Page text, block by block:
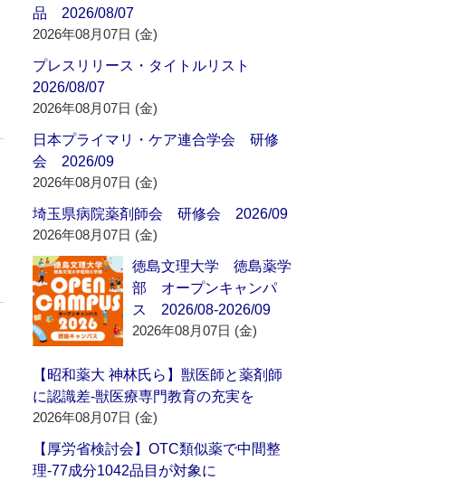
品 2026/08/07
2026年08月07日 (金)
プレスリリース・タイトルリスト
2026/08/07
2026年08月07日 (金)
日本プライマリ・ケア連合学会 研修
会 2026/09
2026年08月07日 (金)
埼玉県病院薬剤師会 研修会 2026/09
2026年08月07日 (金)
徳島文理大学 徳島薬学
部 オープンキャンパ
ス 2026/08-2026/09
2026年08月07日 (金)
【昭和薬大 神林氏ら】獣医師と薬剤師
に認識差‐獣医療専門教育の充実を
2026年08月07日 (金)
【厚労省検討会】OTC類似薬で中間整
理‐77成分1042品目が対象に